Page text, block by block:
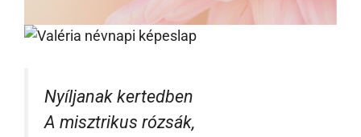
Nyíljanak kertedben
A misztrikus rózsák,